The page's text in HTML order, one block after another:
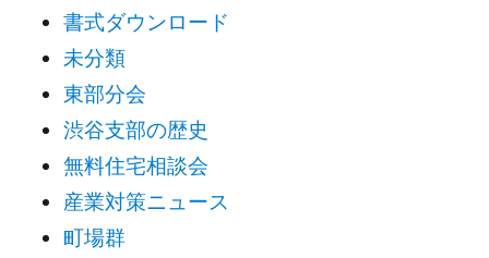
書式ダウンロード
未分類
東部分会
渋谷支部の歴史
無料住宅相談会
産業対策ニュース
町場群